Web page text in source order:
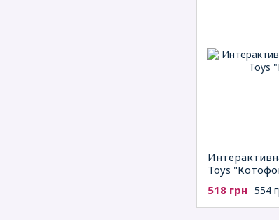
Toys
554
518 грн